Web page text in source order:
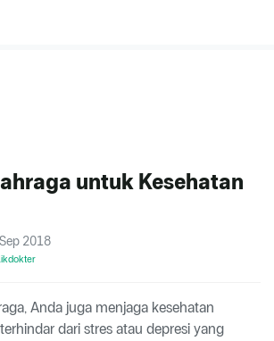
untuk Kesehatan
2018
Anda juga menjaga kesehatan
dari stres atau depresi yang